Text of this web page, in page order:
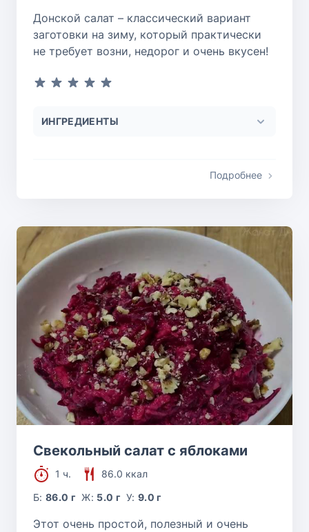
Донской салат – классический вариант
заготовки на зиму, который практически
не требует возни, недорог и очень вкусен!
ИНГРЕДИЕНТЫ
Подробнее
Свекольный салат с яблоками
1 ч.
86.0 ккал
Б:86.0 г Ж: 5.0 г У:9.0 г
Этот очень простой, полезный и очень